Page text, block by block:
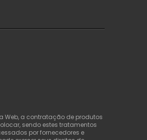
Web, a contratação de produtos
sendo estes tratamentos
por fornecedores e